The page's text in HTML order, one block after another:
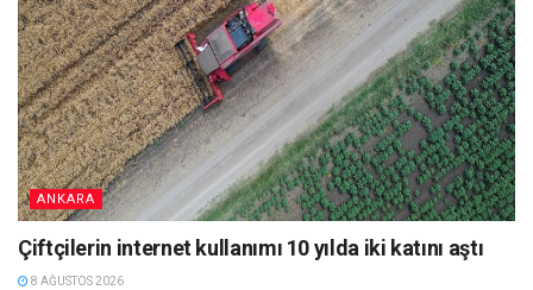
ANKARA
Çiftçilerin internet kullanımı 10 yılda iki katını aştı
8 AĞUSTOS 2026